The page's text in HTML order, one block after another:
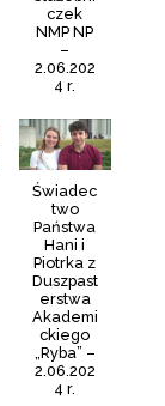
czek
NMP NP
–
2.06.202
4 r.
Świadec
two
Państwa
Hani i
Piotrka z
Duszpast
erstwa
Akademi
ckiego
„Ryba” –
2.06.202
4 r.